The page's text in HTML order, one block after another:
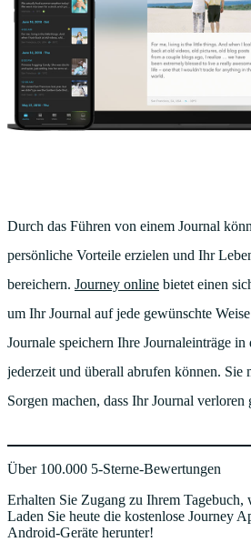
Durch das Führen von einem Journal
persönliche Vorteile erzielen und Ihr
bereichern. Journey online bietet einen
um Ihr Journal auf jede gewünschte
Journale speichern Ihre Journaleinträge
jederzeit und überall abrufen können. Sie
Sorgen machen, dass Ihr Journal
Über 100.000 5-Sterne-Bewertungen
Erhalten Sie Zugang zu Ihrem Tagebuch,
Laden Sie heute die kostenlose Journey
Android-Geräte herunter!